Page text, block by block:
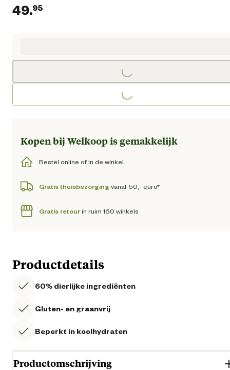
49.95
Loading...
Loading...
Kopen bij Welkoop is gemakkelijk
Bestel online of in de winkel.
Gratis thuisbezorging vanaf 50,- euro*
Gratis retourin ruim 160 winkels
Productdetails
60% dierlijke ingrediënten
Gluten- en graanvrij
Beperkt in koolhydraten
Productomschrijving